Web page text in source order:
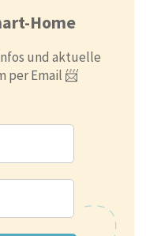
Home
und aktuelle
per Email 📨